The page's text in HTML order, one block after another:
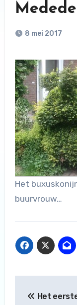
8 mei 2017
Het
buurvrouw…
Het